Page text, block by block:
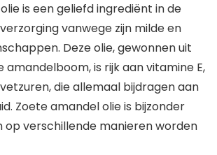
is een geliefd ingrediënt in de
vanwege zijn milde en
Deze olie, gewonnen uit
amandelboom, is rijk aan vitamine E,
die allemaal bijdragen aan
Zoete amandel olie is bijzonder
op verschillende manieren worden